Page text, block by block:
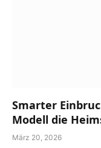
Smarter
Modell die
März 20, 2026